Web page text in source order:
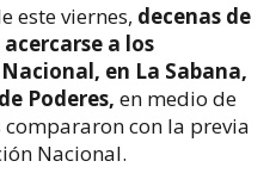
este viernes, decenas de
a los
en La Sabana,
Poderes, en medio de
con la previa
Nacional.